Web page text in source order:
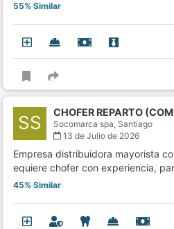
55% Similar
SS CHOFER REPARTO
Socomarca spa, Santiago
13 de Julio de 2026
Empresa distribuidora mayorista
equiere chofer con experiencia,
45% Similar